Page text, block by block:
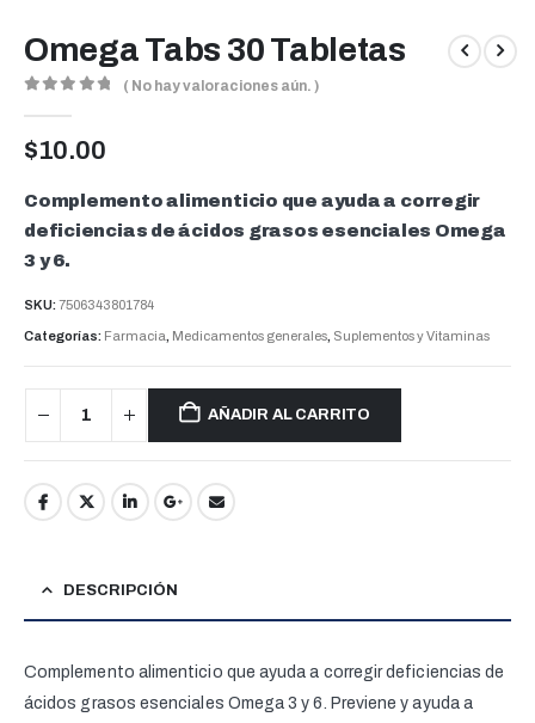
Omega Tabs 30 Tabletas
( No hay valoraciones aún. )
$10.00
Complemento alimenticio que ayuda a corregir
deficiencias de ácidos grasos esenciales Omega
3 y 6.
SKU:7506343801784
Categorías: Farmacia, Medicamentos generales, Suplementos y Vitaminas
AÑADIR AL CARRITO
DESCRIPCIÓN
Complemento alimenticio que ayuda a corregir deficiencias de
ácidos grasos esenciales Omega 3 y 6. Previene y ayuda a